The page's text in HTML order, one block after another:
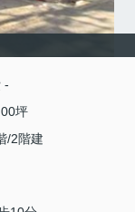
-
坪
/2階建